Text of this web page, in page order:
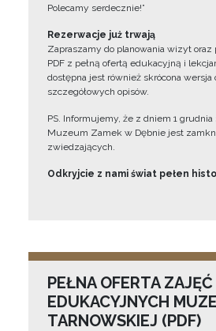
Polecamy serdecznie!”
Rezerwacje już trwają
Zapraszamy do planowania wizyt oraz
PDF z pełną ofertą edukacyjną i
dostępna jest również skrócona wersja
szczegółowych opisów.
PS. Informujemy, że z dniem 1 grudnia
Muzeum Zamek w Dębnie jest
zwiedzających.
Odkryjcie z nami świat pełen
PEŁNA OFERTA ZAJĘĆ
EDUKACYJNYCH
TARNOWSKIEJ (PDF)